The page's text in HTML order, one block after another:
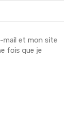
mail et mon site
fois que je